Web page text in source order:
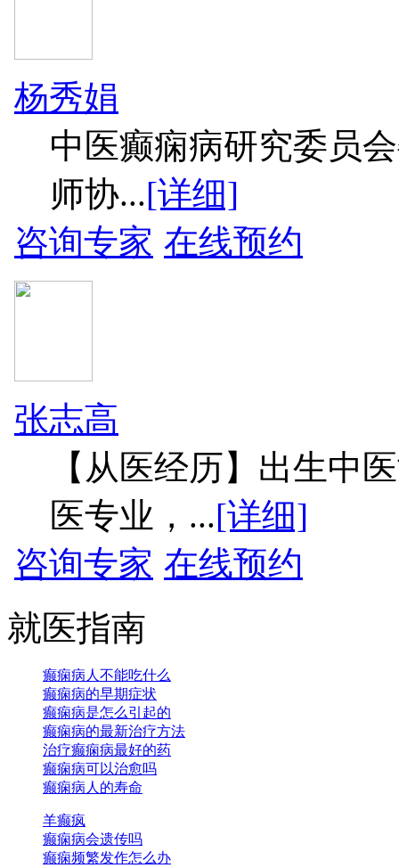
杨秀娟
中医癫痫病研究委员
师协...[详细]
咨询专家 在线预约
张志高
【从医经历】出生中
医专业，...[详细]
咨询专家 在线预约
就医指南
癫痫病人不能吃什么
癫痫病的早期症状
癫痫病是怎么引起的
癫痫病的最新治疗方法
治疗癫痫病最好的药
癫痫病可以治愈吗
癫痫病人的寿命
羊癫疯
癫痫病会遗传吗
癫痫频繁发作怎么办